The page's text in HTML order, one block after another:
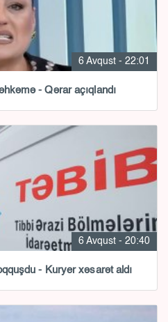
6 Avqust - 22:01
- Qərar açıqlandı
6 Avqust - 20:40
- Kuryer xəsarət aldı